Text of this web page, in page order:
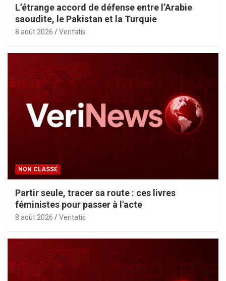
L’étrange accord de défense entre l’Arabie
saoudite, le Pakistan et la Turquie
8 août 2026 Veritatis
NON CLASSÉ
Partir seule, tracer sa route : ces livres
féministes pour passer à l'acte
8 août 2026 Veritatis